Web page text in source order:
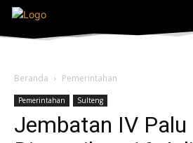
Beranda Pemerintahan
Pemerintahan Sulteng
Jembatan IV Palu